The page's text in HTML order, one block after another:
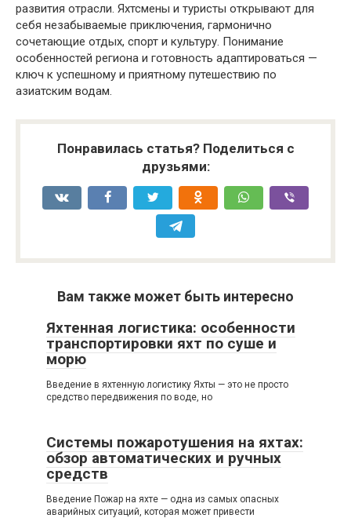
развития отрасли. Яхтсмены и туристы открывают для
себя незабываемые приключения, гармонично
сочетающие отдых, спорт и культуру. Понимание
особенностей региона и готовность адаптироваться —
ключ к успешному и приятному путешествию по
азиатским водам.
Понравилась статья? Поделиться с
друзьями:
Вам также может быть интересно
Яхтенная логистика: особенности
транспортировки яхт по суше и
морю
Введение в яхтенную логистику Яхты — это не просто
средство передвижения по воде, но
Системы пожаротушения на яхтах:
обзор автоматических и ручных
средств
Введение Пожар на яхте — одна из самых опасных
аварийных ситуаций, которая может привести